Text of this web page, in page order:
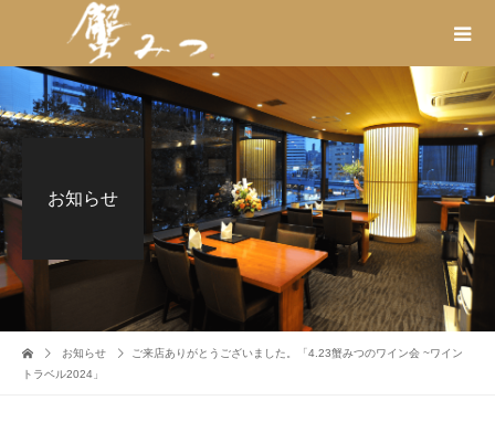
お知らせ
お知らせ
ご来店ありがとうございました。「4.23蟹みつのワイン会 ~ワイン
トラベル2024」